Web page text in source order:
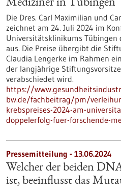
Mediziner in Tübingen
Die Dres. Carl Maximilian und
zeichnet am 24. Juli 2024 im
Universitätsklinikums Tübingen
aus. Die Preise übergibt die
Claudia Lengerke im Rahmen
der langjährige
verabschiedet wird.
https://
bw.de/fachbeitrag/pm/
krebspreises-2024-am-
doppelerfolg-fuer-forschende-
Pressemitteilung - 13.06.2024
Welcher der beiden
ist, beeinflusst das